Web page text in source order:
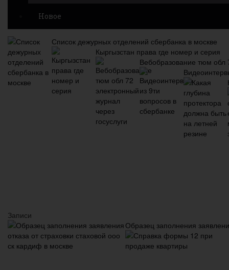
Новое
Список дежурных отделений сбербанка в москве
Кыргызстан права где номер и серия
Вебобразование тюм обл
Записи
Образец заполнения